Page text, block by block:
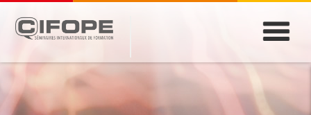
ABIDJAN
ATLANTA
CASABLANCA
JEDDAH
MONTREAL